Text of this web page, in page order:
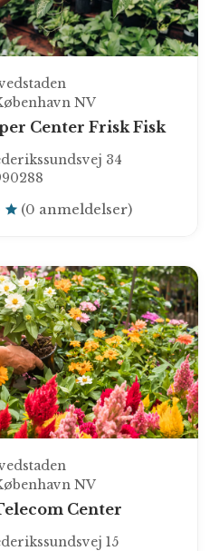
NV
Center Frisk Fisk
34
(0 anmeldelser)
NV
Center
15